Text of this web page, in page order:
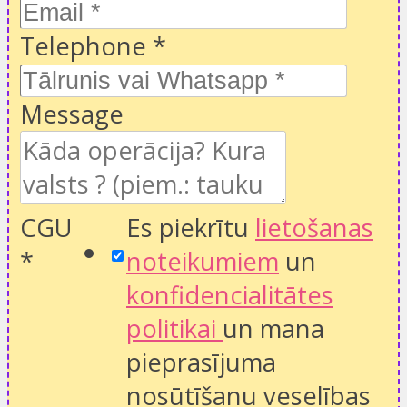
Telephone *
Message
CGU
*
Es piekrītu lietošanas
noteikumiem un
konfidencialitātes
politikai un mana
pieprasījuma
nosūtīšanu veselības